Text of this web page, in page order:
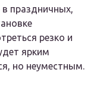
праздничных,
резко и
ярким
но неуместным.